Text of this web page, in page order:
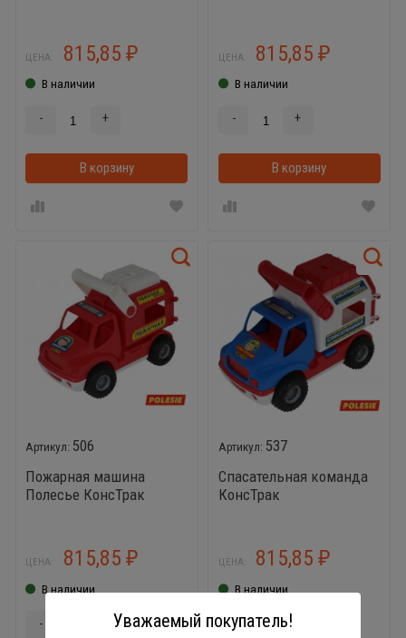
ЦЕНА: 815,85 ₽
В наличии
- +
В корзину
ЦЕНА: 815,85₽
В наличии
- +
В корзину
506
Пожарная машина
Полесье КонсТрак
ЦЕНА: 815,85 ₽
В наличии
-
537
Спасательная команда
КонсТрак
ЦЕНА: 815,85₽
В наличии
-
Уважаемый покупатель!